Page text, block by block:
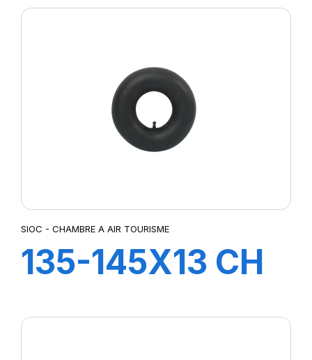
SIOC - CHAMBRE A AIR TOURISME
135-145X13 CH